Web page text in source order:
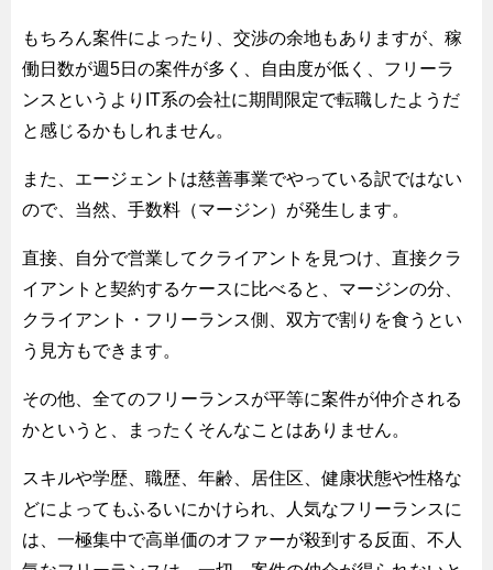
もちろん案件によったり、交渉の余地もありますが、稼
働日数が週5日の案件が多く、自由度が低く、フリーラ
ンスというよりIT系の会社に期間限定で転職したようだ
と感じるかもしれません。
また、エージェントは慈善事業でやっている訳ではない
ので、当然、手数料（マージン）が発生します。
直接、自分で営業してクライアントを見つけ、直接クラ
イアントと契約するケースに比べると、マージンの分、
クライアント・フリーランス側、双方で割りを食うとい
う見方もできます。
その他、全てのフリーランスが平等に案件が仲介される
かというと、まったくそんなことはありません。
スキルや学歴、職歴、年齢、居住区、健康状態や性格な
どによってもふるいにかけられ、人気なフリーランスに
は、一極集中で高単価のオファーが殺到する反面、不人